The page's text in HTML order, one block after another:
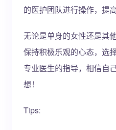
的医护团队进行操作，提
无论是单身的女性还是其
保持积极乐观的心态，选
专业医生的指导，相信自
想！
Tips: